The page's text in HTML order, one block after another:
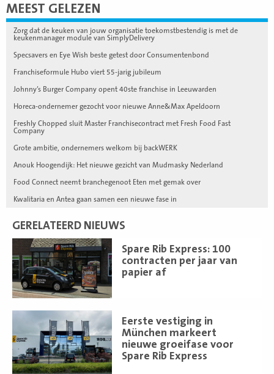
MEEST GELEZEN
Zorg dat de keuken van jouw organisatie toekomstbestendig is met de
keukenmanager module van SimplyDelivery
Specsavers en Eye Wish beste getest door Consumentenbond
Franchiseformule Hubo viert 55-jarig jubileum
Johnny’s Burger Company opent 40ste franchise in Leeuwarden
Horeca-ondernemer gezocht voor nieuwe Anne&Max Apeldoorn
Freshly Chopped sluit Master Franchisecontract met Fresh Food Fast
Company
Grote ambitie, ondernemers welkom bij backWERK
Anouk Hoogendijk: Het nieuwe gezicht van Mudmasky Nederland
Food Connect neemt branchegenoot Eten met gemak over
Kwalitaria en Antea gaan samen een nieuwe fase in
GERELATEERD NIEUWS
Spare Rib Express: 100
contracten per jaar van
papier af
meer
Eerste vestiging in
München markeert
nieuwe groeifase voor
Spare Rib Express